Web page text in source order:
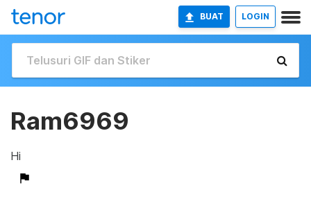
BUAT LOGIN
Ram6969
Hi